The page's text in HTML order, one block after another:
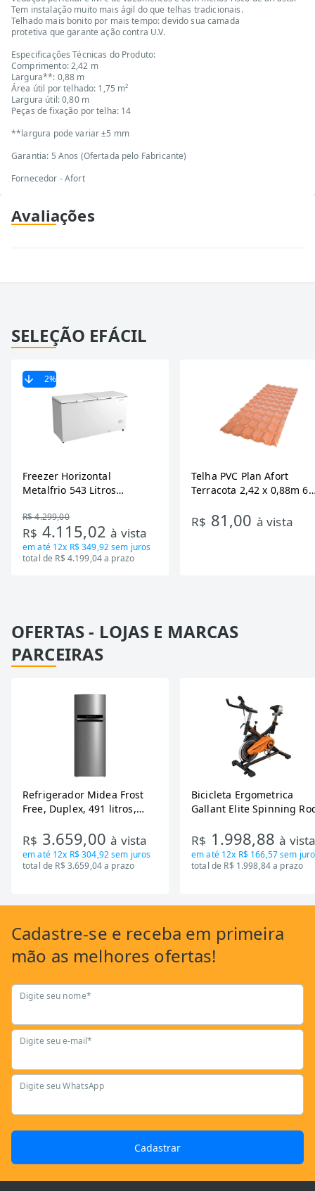
Tem instalação muito mais ágil do que telhas tradicionais.
Telhado mais bonito por mais tempo: devido sua camada
protetiva que garante ação contra U.V.
Especificações Técnicas do Produto:
Comprimento: 2,42 m
Largura**: 0,88 m
Área útil por telhado: 1,75 m²
Largura útil: 0,80 m
Peças de fixação por telha: 14
**largura pode variar ±5 mm
Garantia: 5 Anos (Ofertada pelo Fabricante)
Fornecedor - Afort
Avaliações
SELEÇÃO EFÁCIL
2%
Freezer Horizontal
Metalfrio 543 Litros
Tecnologia Inverter, Branco,
Bivolt
R$ 4.299,00
R$ 4.115,02à vista
em até 12x R$ 349,92sem juros
total de R$ 4.199,04 a prazo
Telha PVC Plan Afort
Terracota 2,42 x 0,88m 6
R$ 81,00 à vista
OFERTAS - LOJAS E MARCAS
PARCEIRAS
Refrigerador Midea Frost
Free, Duplex, 491 litros,
RT650EVK463)
R$ 3.659,00à vista
em até 12x R$ 304,92sem juros
total de R$ 3.659,04 a prazo
Bicicleta Ergometrica
Gallant Elite Spinning
Mecanica GSB13HBTA-PT
R$ 1.998,88à
em até 12x R$ 166,57sem
total de R$ 1.998,84 a prazo
Cadastre-se e receba em primeira
mão as melhores ofertas!
Digite seu nome*
Digite seu e-mail*
Digite seu WhatsApp
Cadastrar